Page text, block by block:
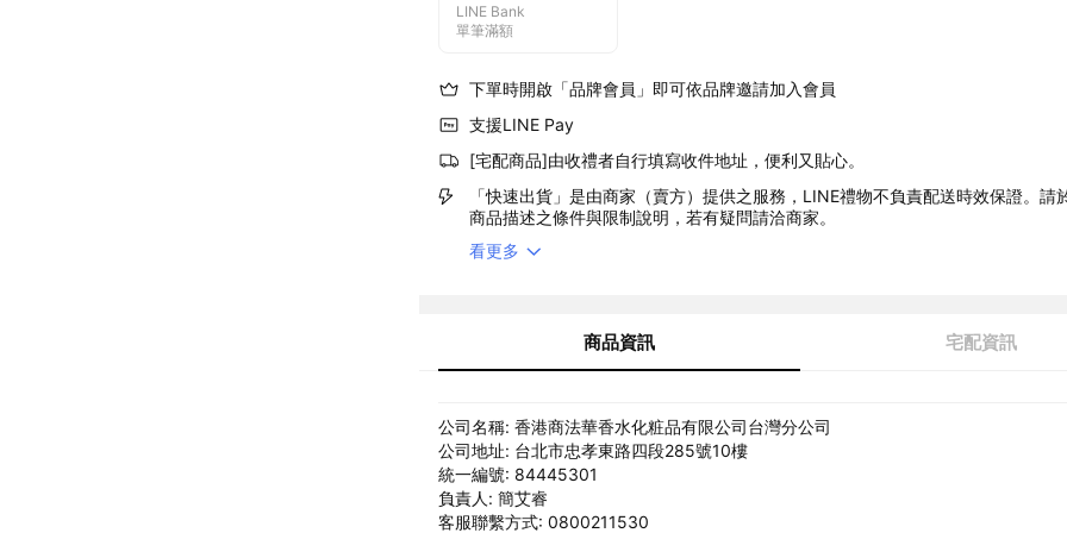
LINE Bank
單筆滿額
下單時開啟「品牌會員」即可依品牌邀請加入會員
支援LINE Pay
[宅配商品]由收禮者自行填寫收件地址，便利又貼心。
「快速出貨」是由商家（賣方）提供之服務，LINE禮物不負責配送時效保證。請
商品描述之條件與限制說明，若有疑問請洽商家。
看更多
商品資訊 宅配資訊
公司名稱: 香港商法華香水化粧品有限公司台灣分公司
公司地址: 台北市忠孝東路四段285號10樓
統一編號: 84445301
負責人: 簡艾睿
客服聯繫方式: 0800211530